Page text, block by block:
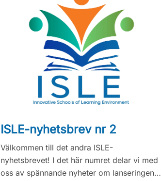
ISLE-nyhetsbrev nr 2
Välkommen till det andra ISLE-
nyhetsbrevet! I det här numret delar vi med
oss ​​av spännande nyheter om lanseringen…